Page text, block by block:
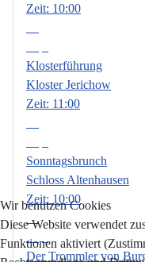
Zeit: 10:00
Klosterführung
Kloster Jerichow
Zeit: 11:00
Sonntagsbrunch
Schloss Altenhausen
Zeit: 10:00
18
Sep.
Der Trommler von
Wir benutzen Cookies
Diese Website verwendet
Funktionen aktiviert